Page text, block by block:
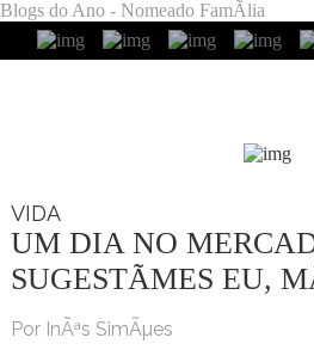
Blogs do Ano - Nomeado FamÃ­lia
VIDA
UM DIA NO
SUGESTÃΜES EU,
Por InÃªs SimÃµes